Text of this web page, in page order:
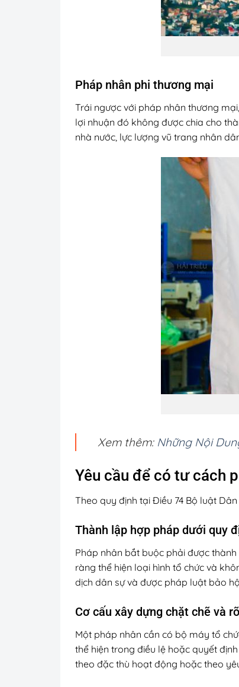
Pháp nhân phi thương mại
Trái ngược với pháp nhân thương
lợi nhuận đó không được chia cho
nhà nước, lực lượng vũ trang nhân
Xem thêm: Những Nội
Yêu cầu để có tư cách
Theo quy định tại Điều 74 Bộ luật
Thành lập hợp pháp dưới quy
Pháp nhân bắt buộc phải được
ràng thể hiện loại hình tổ chức và
dịch dân sự và được pháp luật bảo
Cơ cấu xây dựng chặt chẽ và
Một pháp nhân cần có bộ máy tổ
thể hiện trong điều lệ hoặc quyết
theo đặc thù hoạt động hoặc theo